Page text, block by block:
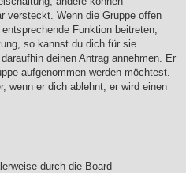
versteckt. Wenn die Gruppe offen
Funktion beitreten;
so kannst du dich für sie
deinen Antrag annehmen. Er
aufgenommen werden möchtest.
wenn er dich ablehnt, er wird einen
durch die Board-